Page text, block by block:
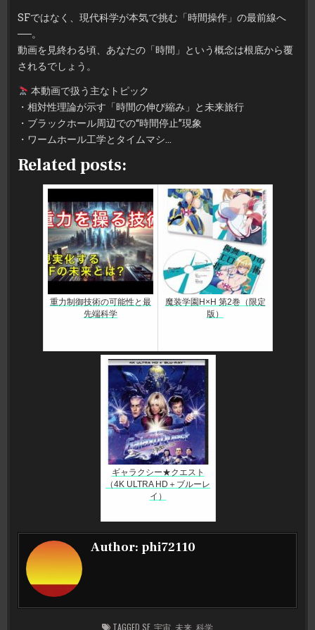
SFではなく、現代科学が本気で挑む「時間操作」の最前線へ
──。
動画を見終わる頃、あなたの「時間」という概念は根底から覆
されるでしょう。
本動画で扱う主なトピック
・相対性理論が示す「時間の伸び縮み」と未来旅行
・ブラックホール周辺での“時間停止”現象
・ワームホール工学とタイムマシ…
Related posts:
重力制御技術の可能性と最
先端科学
魔装学園H×H 第2巻（限定
版）
ギャラクシー★クエスト
（4K ULTRA HD＋ブルーレ
イ）
Author: phi72110
TAGGED SF, 宇宙 未来 科学